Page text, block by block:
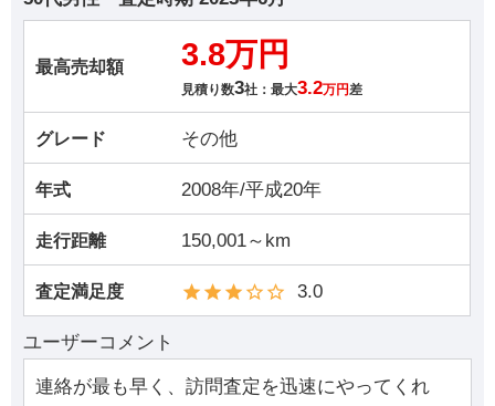
最高売却額 3.8万円
見積り数3社：最大3.2万円差
グレード その他
年式 2008年/平成20年
走行距離 150,001～km
査定満足度 3.0
ユーザーコメント
連絡が最も早く、訪問査定を迅速にやってくれ